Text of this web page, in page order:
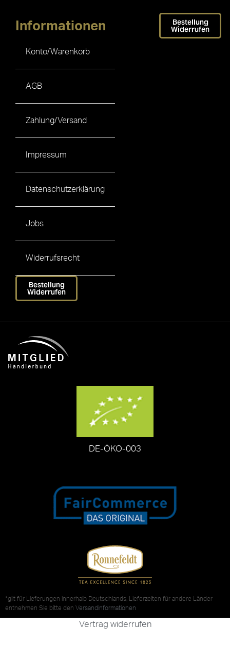
Informationen
Konto/Warenkorb
AGB
Zahlung/Versand
Impressum
Datenschutzerklärung
Jobs
Widerrufsrecht
Bestellung
Widerrufen
Bestellung
Widerrufen
DE-ÖKO-003
*gilt für Lieferungen innerhalb Deutschlands, Lieferzeiten für andere Länder
entnehmen Sie bitte den Versandinformationen
Vertrag widerrufen